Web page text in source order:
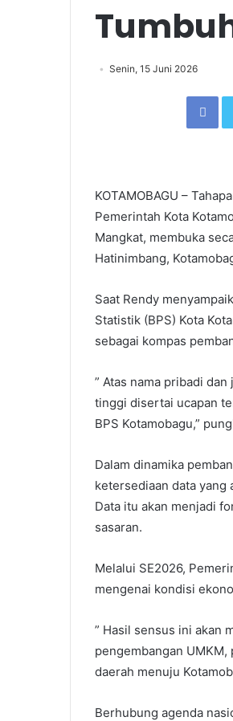
Senin, 15 Juni 2026
KOTAMOBAGU –
Pemerintah Kota
Mangkat, membuka
Hatinimbang,
Saat Rendy
Statistik (BPS) Kota
sebagai kompas
” Atas nama pribadi
tinggi disertai ucapan
BPS Kotamobagu,”
Dalam dinamika
ketersediaan data yang
Data itu akan menjadi
sasaran.
Melalui SE2026,
mengenai kondisi
” Hasil sensus ini akan
pengembangan
daerah menuju
Berhubung agenda